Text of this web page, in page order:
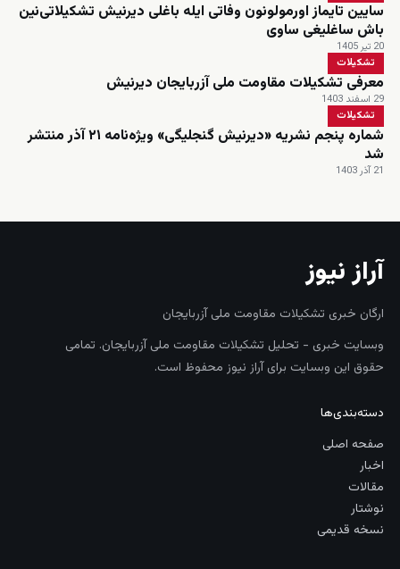
سایین تایماز اورمولونون وفاتی ایله باغلی دیرنیش تشکیلاتی‌نین
باش ساغلیغی ساوی
20 تیر 1405
تشکیلات
معرفی تشکیلات مقاومت ملی آزربایجان دیرنیش
29 اسفند 1403
تشکیلات
شماره پنجم نشریه «دیرنیش گنجلیگی» ویژه‌نامه ۲۱ آذر منتشر
شد
21 آذر 1403
آراز نیوز
ارگان خبری تشکیلات مقاومت ملی آزربایجان
وبسایت خبری - تحلیل تشکیلات مقاومت ملی آزربایجان. تمامی
حقوق این وبسایت برای آراز نیوز محفوظ است.
دسته‌بندی‌ها
صفحه اصلی
اخبار
مقالات
نوشتار
نسخه قدیمی